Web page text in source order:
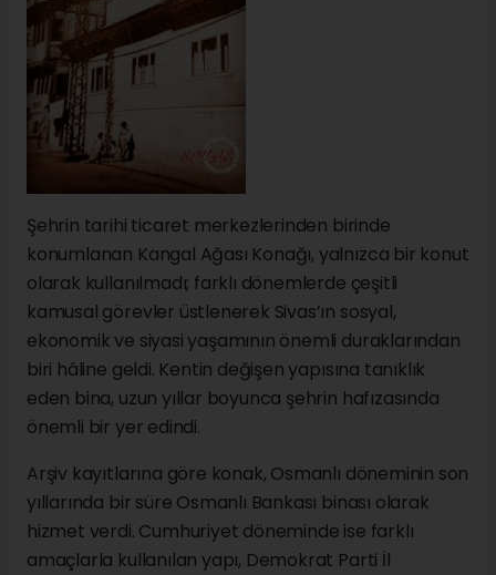
Şehrin tarihi ticaret merkezlerinden birinde
konumlanan Kangal Ağası Konağı, yalnızca bir konut
olarak kullanılmadı; farklı dönemlerde çeşitli
kamusal görevler üstlenerek Sivas’ın sosyal,
ekonomik ve siyasi yaşamının önemli duraklarından
biri hâline geldi. Kentin değişen yapısına tanıklık
eden bina, uzun yıllar boyunca şehrin hafızasında
önemli bir yer edindi.
Arşiv kayıtlarına göre konak, Osmanlı döneminin son
yıllarında bir süre Osmanlı Bankası binası olarak
hizmet verdi. Cumhuriyet döneminde ise farklı
amaçlarla kullanılan yapı, Demokrat Parti İl